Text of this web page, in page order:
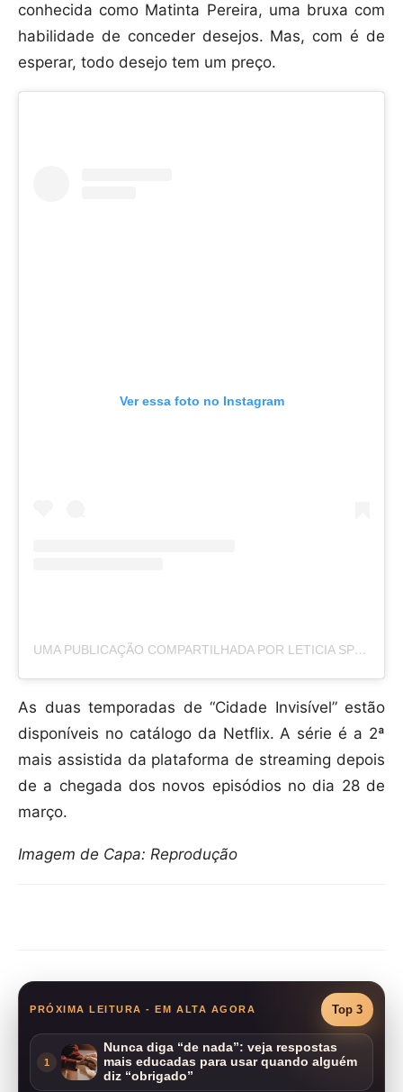
conhecida como Matinta Pereira, uma bruxa com
habilidade de conceder desejos. Mas, com é de
esperar, todo desejo tem um preço.
Ver essa foto no Instagram
UMA PUBLICAÇÃO COMPARTILHADA POR LETICIA SPILLER (@AREALSPILLER)
As duas temporadas de “Cidade Invisível” estão
disponíveis no catálogo da Netflix. A série é a 2ª
mais assistida da plataforma de streaming depois
de a chegada dos novos episódios no dia 28 de
março.
Imagem de Capa: Reprodução
PRÓXIMA LEITURA - EM ALTA AGORA Top 3
1
Nunca diga “de nada”: veja respostas
mais educadas para usar quando alguém
diz “obrigado”